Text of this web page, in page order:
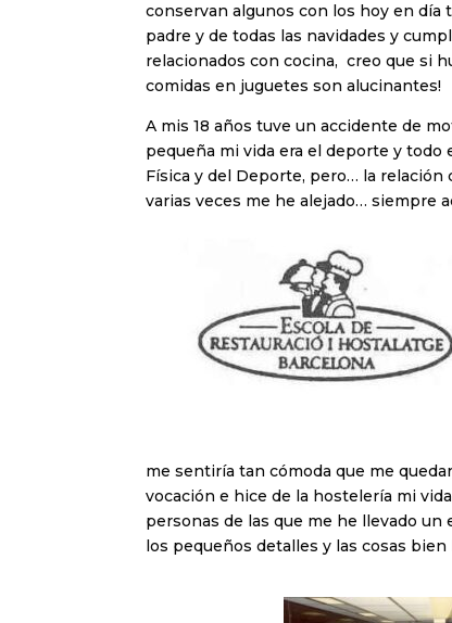
conservan algunos con los hoy en
padre y de todas las navidades y
relacionados con cocina, creo que si
comidas en juguetes son alucinantes!
A mis 18 años tuve un accidente de
pequeña mi vida era el deporte y todo
Física y del Deporte, pero… la relación
varias veces me he alejado… siempre
me sentiría tan cómoda que me
vocación e hice de la hostelería mi
personas de las que me he llevado un
los pequeños detalles y las cosas